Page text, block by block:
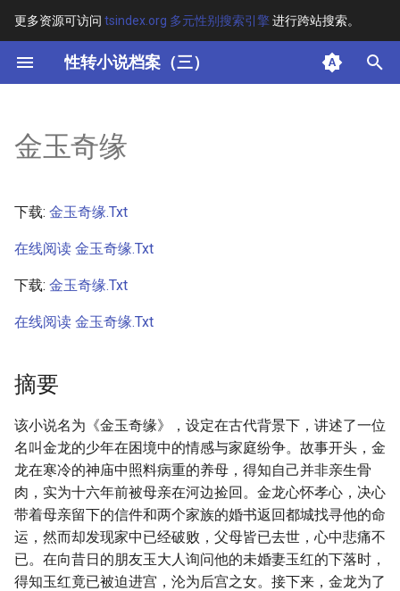
更多资源可访问 tsindex.org 多元性别搜索引擎 进行跨站搜索。
性转小说档案（三）
键
开
搜
索
其他信息
金玉奇缘
下载: 金玉奇缘.Txt
在线阅读 金玉奇缘.Txt
下载: 金玉奇缘.Txt
在线阅读 金玉奇缘.Txt
摘要
该小说名为《金玉奇缘》，设定在古代背景下，讲述了一位
名叫金龙的少年在困境中的情感与家庭纷争。故事开头，金
龙在寒冷的神庙中照料病重的养母，得知自己并非亲生骨
肉，实为十六年前被母亲在河边捡回。金龙心怀孝心，决心
带着母亲留下的信件和两个家族的婚书返回都城找寻他的命
运，然而却发现家中已经破败，父母皆已去世，心中悲痛不
已。在向昔日的朋友玉大人询问他的未婚妻玉红的下落时，
得知玉红竟已被迫进宫，沦为后宫之女。接下来，金龙为了